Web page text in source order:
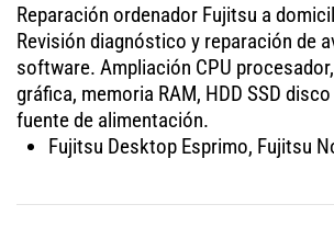
Reparación ordenador Fujitsu a
Revisión diagnóstico y reparación de
software. Ampliación CPU
gráfica, memoria RAM, HDD SSD
fuente de alimentación.
Fujitsu Desktop Esprimo, Fujitsu